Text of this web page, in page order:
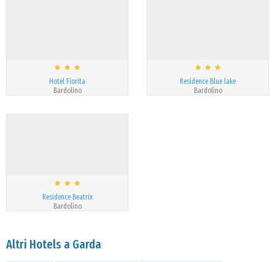
Hotel Fiorita
Bardolino
Residence Blue lake
Bardolino
Residence Beatrix
Bardolino
Altri Hotels a Garda